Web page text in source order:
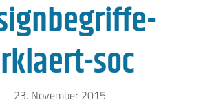
soc
23. November 2015